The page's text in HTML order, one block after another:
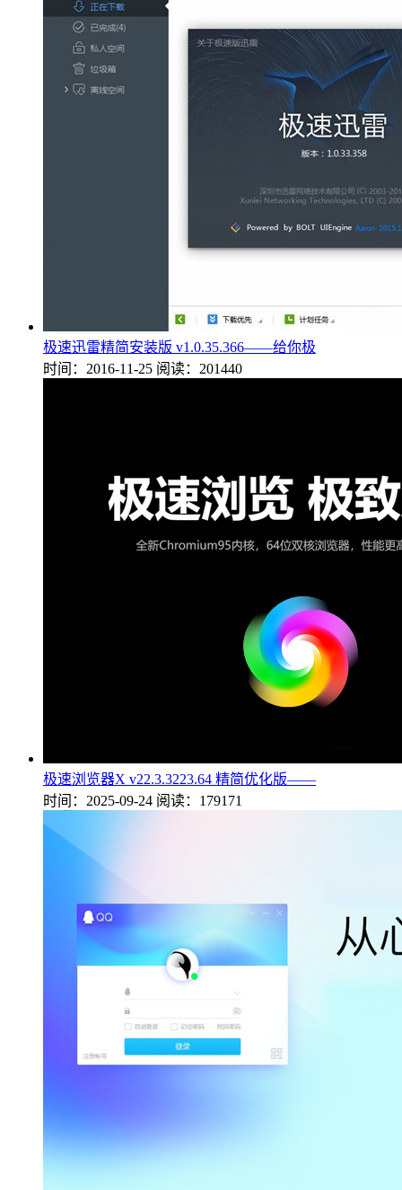
极速迅雷精简安装版 v1.0.35.366——给你极
时间：2016-11-25 阅读：201440
极速浏览器X v22.3.3223.64 精简优化版——
时间：2025-09-24 阅读：179171